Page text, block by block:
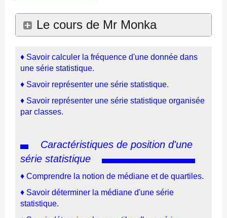
Le cours de Mr Monka
♦ Savoir calculer la fréquence d'une donnée dans
une série statistique.
♦ Savoir représenter une série statistique.
♦ Savoir représenter une série statistique organisée
par classes.
Caractéristiques de position d'une
série statistique
♦ Comprendre la notion de médiane et de quartiles.
♦ Savoir déterminer la médiane d'une série
statistique.